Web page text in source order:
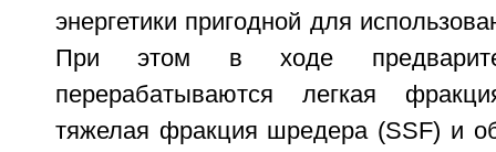
энергетики пригодной для
При этом в ходе
перерабатываются легкая
тяжелая фракция шредера (SSF) и